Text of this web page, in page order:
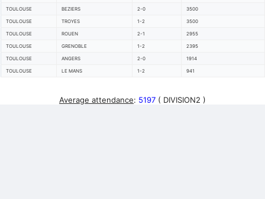
TOULOUSE BEZIERS 2-0 3500
TOULOUSE TROYES 1-2 3500
TOULOUSE ROUEN 2-1 2955
TOULOUSE GRENOBLE 1-2 2395
TOULOUSE ANGERS 2-0 1914
TOULOUSE LE MANS 1-2 941
Average attendance: 5197 ( DIVISION2 )